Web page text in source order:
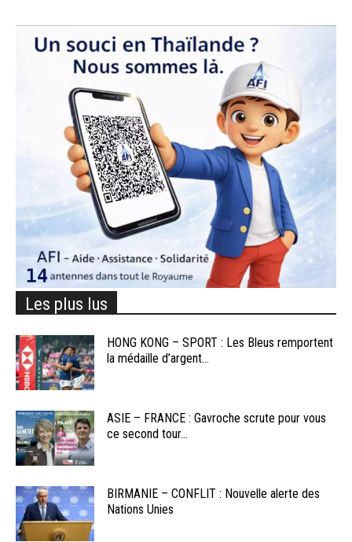
Les plus lus
HONG KONG – SPORT : Les Bleus remportent
la médaille d’argent...
ASIE – FRANCE : Gavroche scrute pour vous
ce second tour...
BIRMANIE – CONFLIT : Nouvelle alerte des
Nations Unies